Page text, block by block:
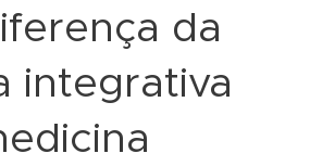
da
integrativa